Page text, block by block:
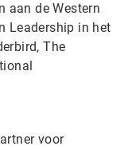
aan de Western
Leadership in het
The
voor